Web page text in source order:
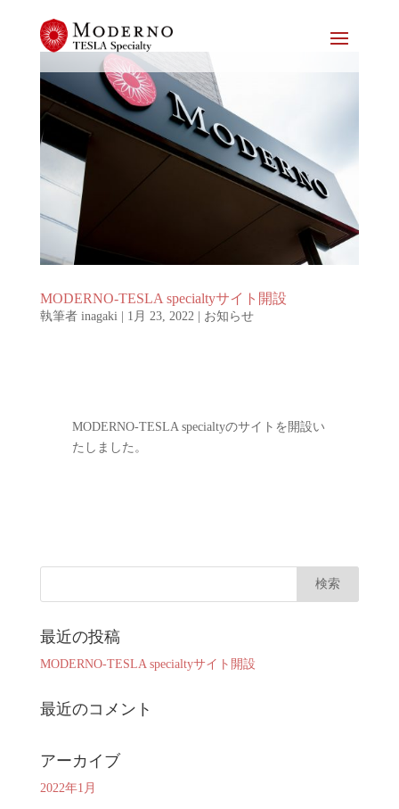
MODERNO-TESLA specialtyサイト開設
執筆者 inagaki 1月 23, 2022 お知らせ
MODERNO-TESLA specialtyのサイトを開設い
たしました。
最近の投稿
MODERNO-TESLA specialtyサイト開設
最近のコメント
アーカイブ
2022年1月